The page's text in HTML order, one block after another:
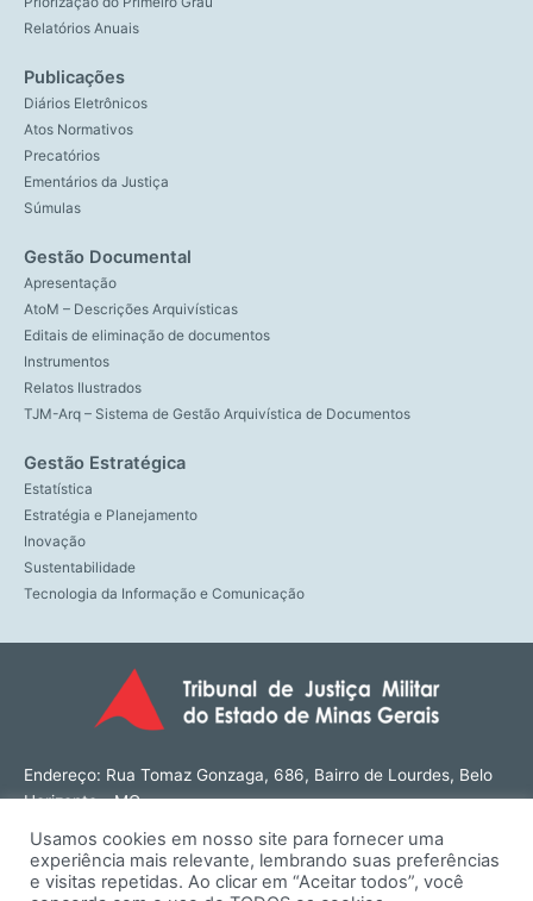
Relatórios Anuais
Publicações
Diários Eletrônicos
Atos Normativos
Precatórios
Ementários da Justiça
Súmulas
Gestão Documental
Apresentação
AtoM – Descrições Arquivísticas
Editais de eliminação de documentos
Instrumentos
Relatos Ilustrados
TJM-Arq – Sistema de Gestão Arquivística de Documentos
Gestão Estratégica
Estatística
Estratégia e Planejamento
Inovação
Sustentabilidade
Tecnologia da Informação e Comunicação
Endereço: Rua Tomaz Gonzaga, 686, Bairro de Lourdes, Belo
Horizonte - MG
Tel: (31) 3274-1566
Contato: ouvidoria@tjmmg.jus.br
Usamos cookies em nosso site para fornecer uma
experiência mais relevante, lembrando suas preferências
e visitas repetidas. Ao clicar em “Aceitar todos”, você